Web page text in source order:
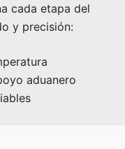
cada etapa del
y precisión:
aduanero